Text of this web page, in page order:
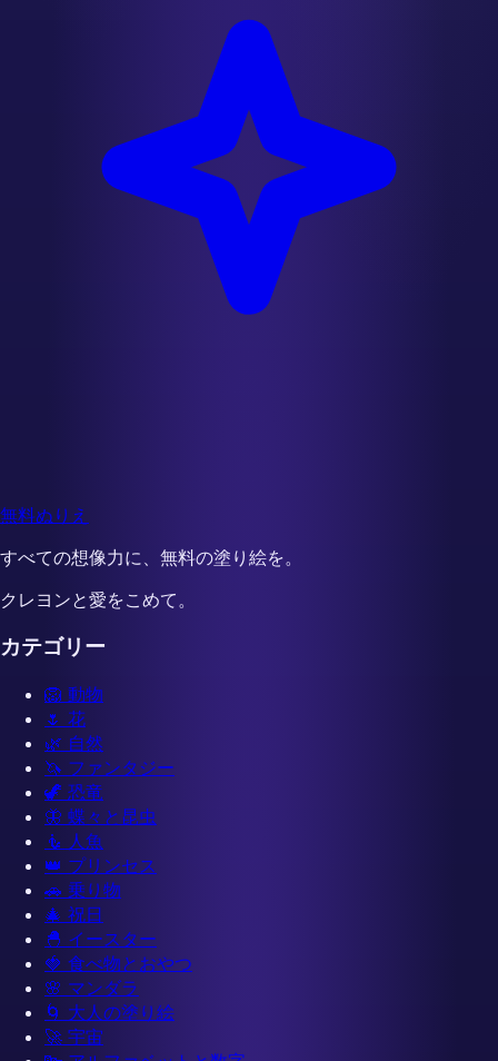
無料ぬりえ
すべての想像力に、無料の塗り絵を。
クレヨンと愛をこめて。
カテゴリー
🦁 動物
🌷 花
🌿 自然
🦄 ファンタジー
🦖 恐竜
🦋 蝶々と昆虫
🧜 人魚
👑 プリンセス
🚗 乗り物
🎄 祝日
🐣 イースター
🍓 食べ物とおやつ
🌸 マンダラ
🌀 大人の塗り絵
🚀 宇宙